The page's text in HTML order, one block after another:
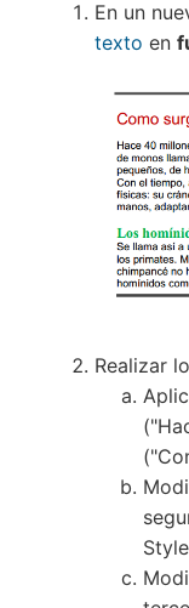
En un
texto en
Realizar